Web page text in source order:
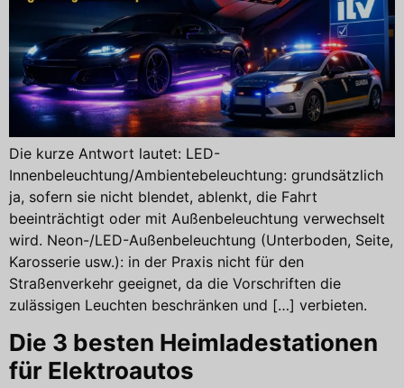
Die kurze Antwort lautet: LED-
Innenbeleuchtung/Ambientebeleuchtung: grundsätzlich
ja, sofern sie nicht blendet, ablenkt, die Fahrt
beeinträchtigt oder mit Außenbeleuchtung verwechselt
wird. Neon-/LED-Außenbeleuchtung (Unterboden, Seite,
Karosserie usw.): in der Praxis nicht für den
Straßenverkehr geeignet, da die Vorschriften die
zulässigen Leuchten beschränken und […] verbieten.
Die 3 besten Heimladestationen
für Elektroautos